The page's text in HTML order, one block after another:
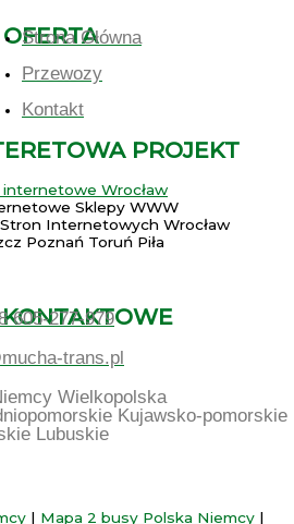
OFERTA
Strona Główna
Przewozy
Kontakt
PROJEKT
Sklepy WWW
Internetowych Wrocław
Poznań Toruń Piła
605-277-979
trans.pl
Wielkopolska
Kujawsko-pomorskie
Lubuskie
| Mapa 2 busy Polska Niemcy |